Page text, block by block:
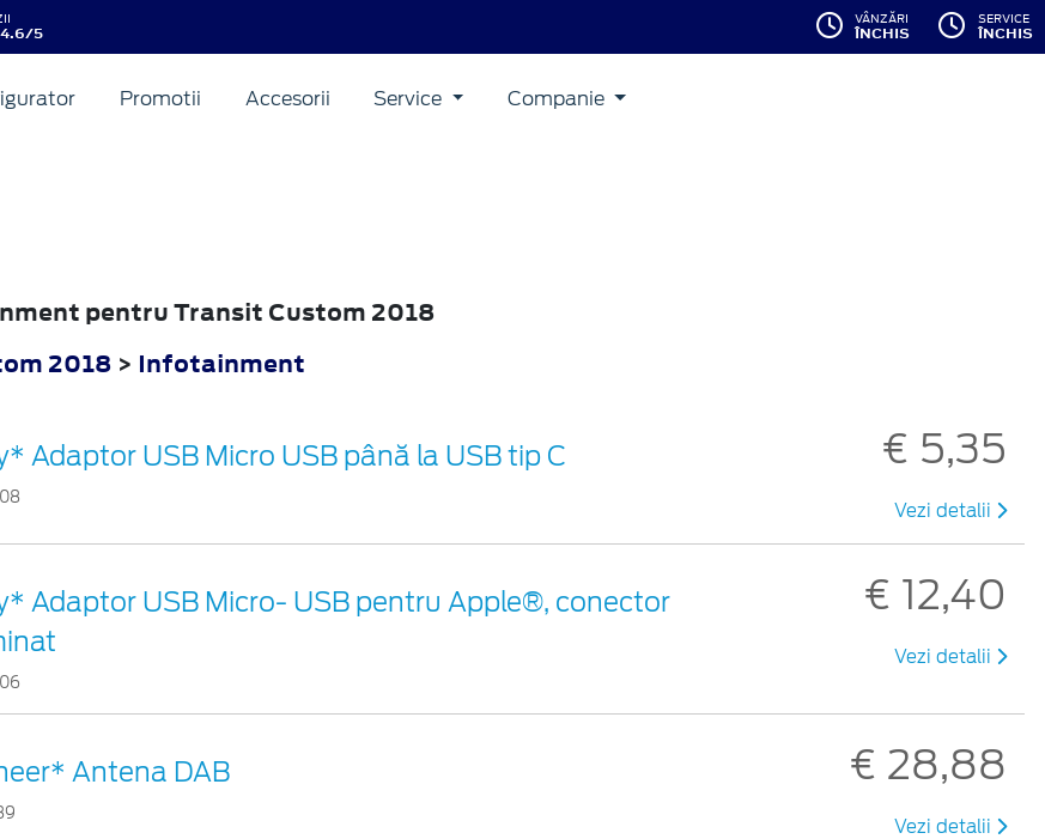
4.6/5
VÂNZĂRI
ÎNCHIS
SERVICE
ÎNCHIS
Promotii Accesorii Service Companie
pentru Transit Custom 2018
2018 > Infotainment
Adaptor USB Micro USB până la USB tip C € 5,35
Vezi detalii
Adaptor USB Micro- USB pentru Apple®, conector
€ 12,40
Vezi detalii
Antena DAB € 28,88
Vezi detalii